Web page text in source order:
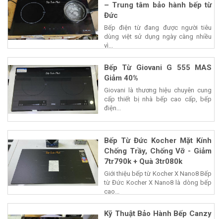
– Trung tâm bảo hành bếp từ
Đức
Bếp điện từ đang được người tiêu
dùng việt sử dụng ngày càng nhiều
vì...
Bếp Từ Giovani G 555 MAS
Giảm 40%
Giovani là thương hiệu chuyên cung
cấp thiết bị nhà bếp cao cấp, bếp
điện...
Bếp Từ Đức Kocher Mặt Kính
Chống Trầy, Chống Vỡ - Giảm
7tr790k + Quà 3tr080k
Giới thiệu bếp từ Kocher X Nano8 Bếp
từ Đức Kocher X Nano8 là dòng bếp
cao...
Kỹ Thuật Bảo Hành Bếp Canzy